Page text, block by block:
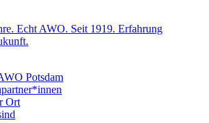
Potsdam
Ort